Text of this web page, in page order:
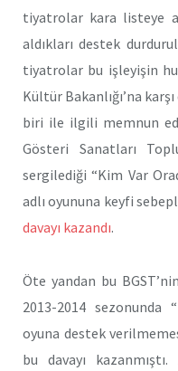
tiyatrolar kara listeye
aldıkları destek
tiyatrolar bu işleyişin
Kültür Bakanlığı’na
biri ile ilgili memnun
Gösteri Sanatları
sergilediği “Kim Var
adlı oyununa keyfi
davayı kazandı.
Öte yandan bu
2013-2014 sezonunda
oyuna destek
bu davayı